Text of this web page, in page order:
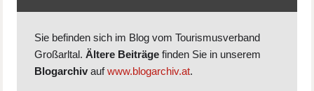
Sie befinden sich im Blog vom Tourismusverband
Großarltal.Ältere Beiträge finden Sie in unserem
Blogarchiv aufwww.blogarchiv.at.